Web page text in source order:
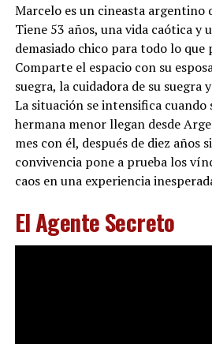
Marcelo es un cineasta argentino
Tiene 53 años, una vida caótica y
demasiado chico para todo lo que
Comparte el espacio con su
suegra, la cuidadora de su
La situación se intensifica cuando
hermana menor llegan desde
mes con él, después de diez años
convivencia pone a prueba los
caos en una experiencia
El Agente Secreto